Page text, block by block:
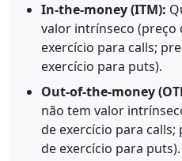
In-the-money (ITM):
valor intrínseco (preço
exercício para calls;
exercício para puts).
Out-of-the-money
não tem valor
de exercício para calls;
de exercício para puts).